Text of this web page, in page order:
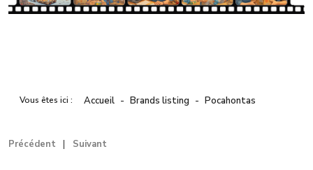
Vous êtes ici : Accueil Brands listing Pocahontas
Précédent Suivant